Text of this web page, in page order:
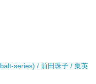
series) / 前田珠子 / 集英